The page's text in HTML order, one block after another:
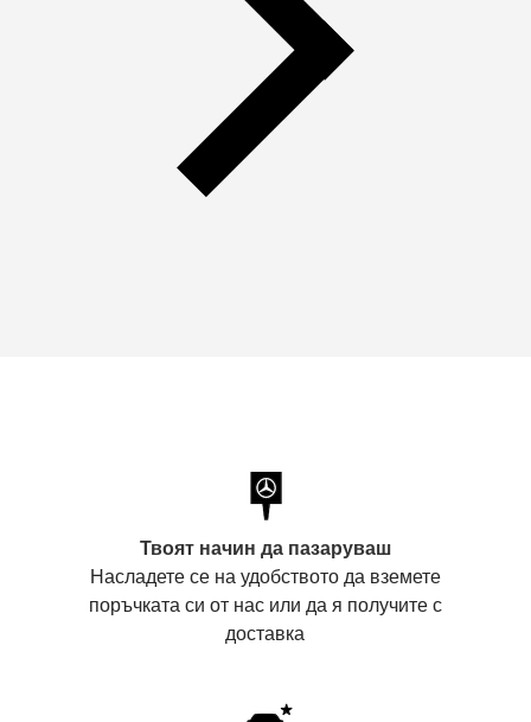
Твоят начин да пазаруваш
Насладете се на удобството да вземете
поръчката си от нас или да я получите с
доставка